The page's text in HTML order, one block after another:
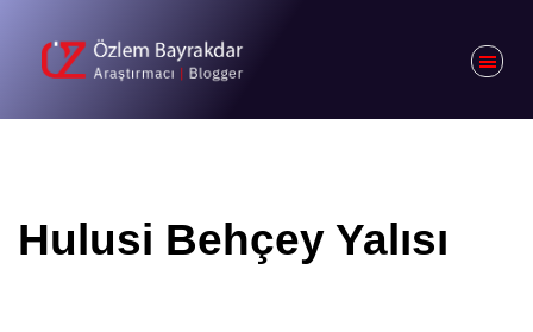
Hulusi Behçey Yalısı